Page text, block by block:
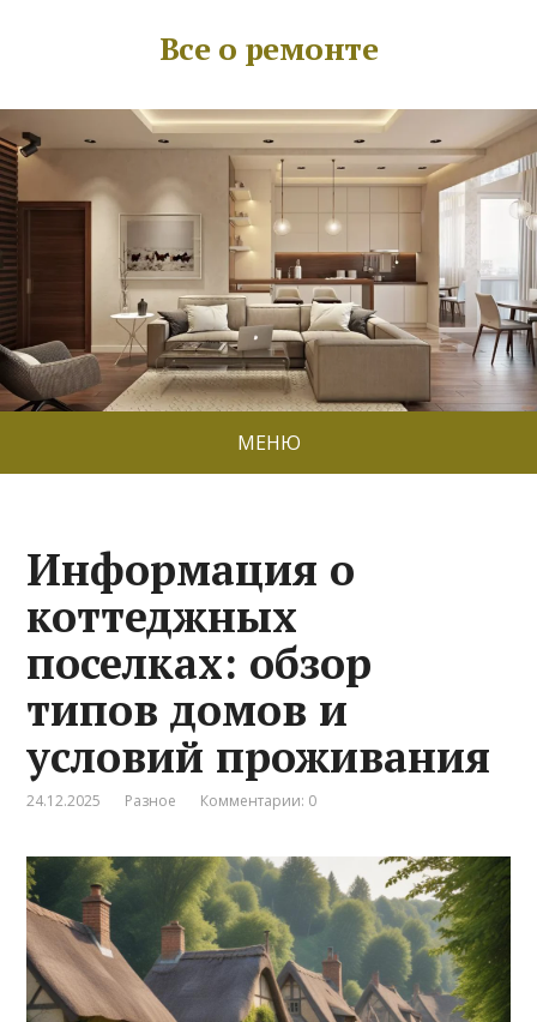
Все о ремонте
МЕНЮ
Информация о
коттеджных
поселках: обзор
типов домов и
условий проживания
24.12.2025 Разное Комментарии: 0